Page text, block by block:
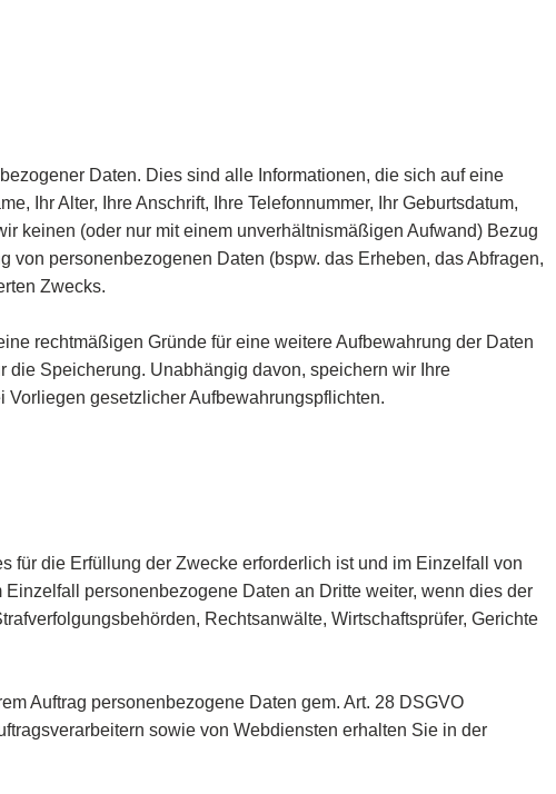
Daten. Dies sind alle Informationen, die sich auf eine
Ihr Alter, Ihre Anschrift, Ihre Telefonnummer, Ihr Geburtsdatum,
keinen (oder nur mit einem unverhältnismäßigen Aufwand) Bezug
personenbezogenen Daten (bspw. das Erheben, das Abfragen,
Zwecks.
rechtmäßigen Gründe für eine weitere Aufbewahrung der Daten
Speicherung. Unabhängig davon, speichern wir Ihre
gesetzlicher Aufbewahrungspflichten.
für die Erfüllung der Zwecke erforderlich ist und im Einzelfall von
personenbezogene Daten an Dritte weiter, wenn dies der
Rechtsanwälte, Wirtschaftsprüfer, Gerichte
Auftrag personenbezogene Daten gem. Art. 28 DSGVO
sowie von Webdiensten erhalten Sie in der